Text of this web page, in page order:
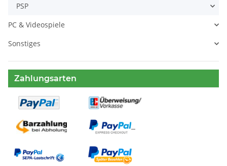
PSP
PC & Videospiele
Sonstiges
Zahlungsarten